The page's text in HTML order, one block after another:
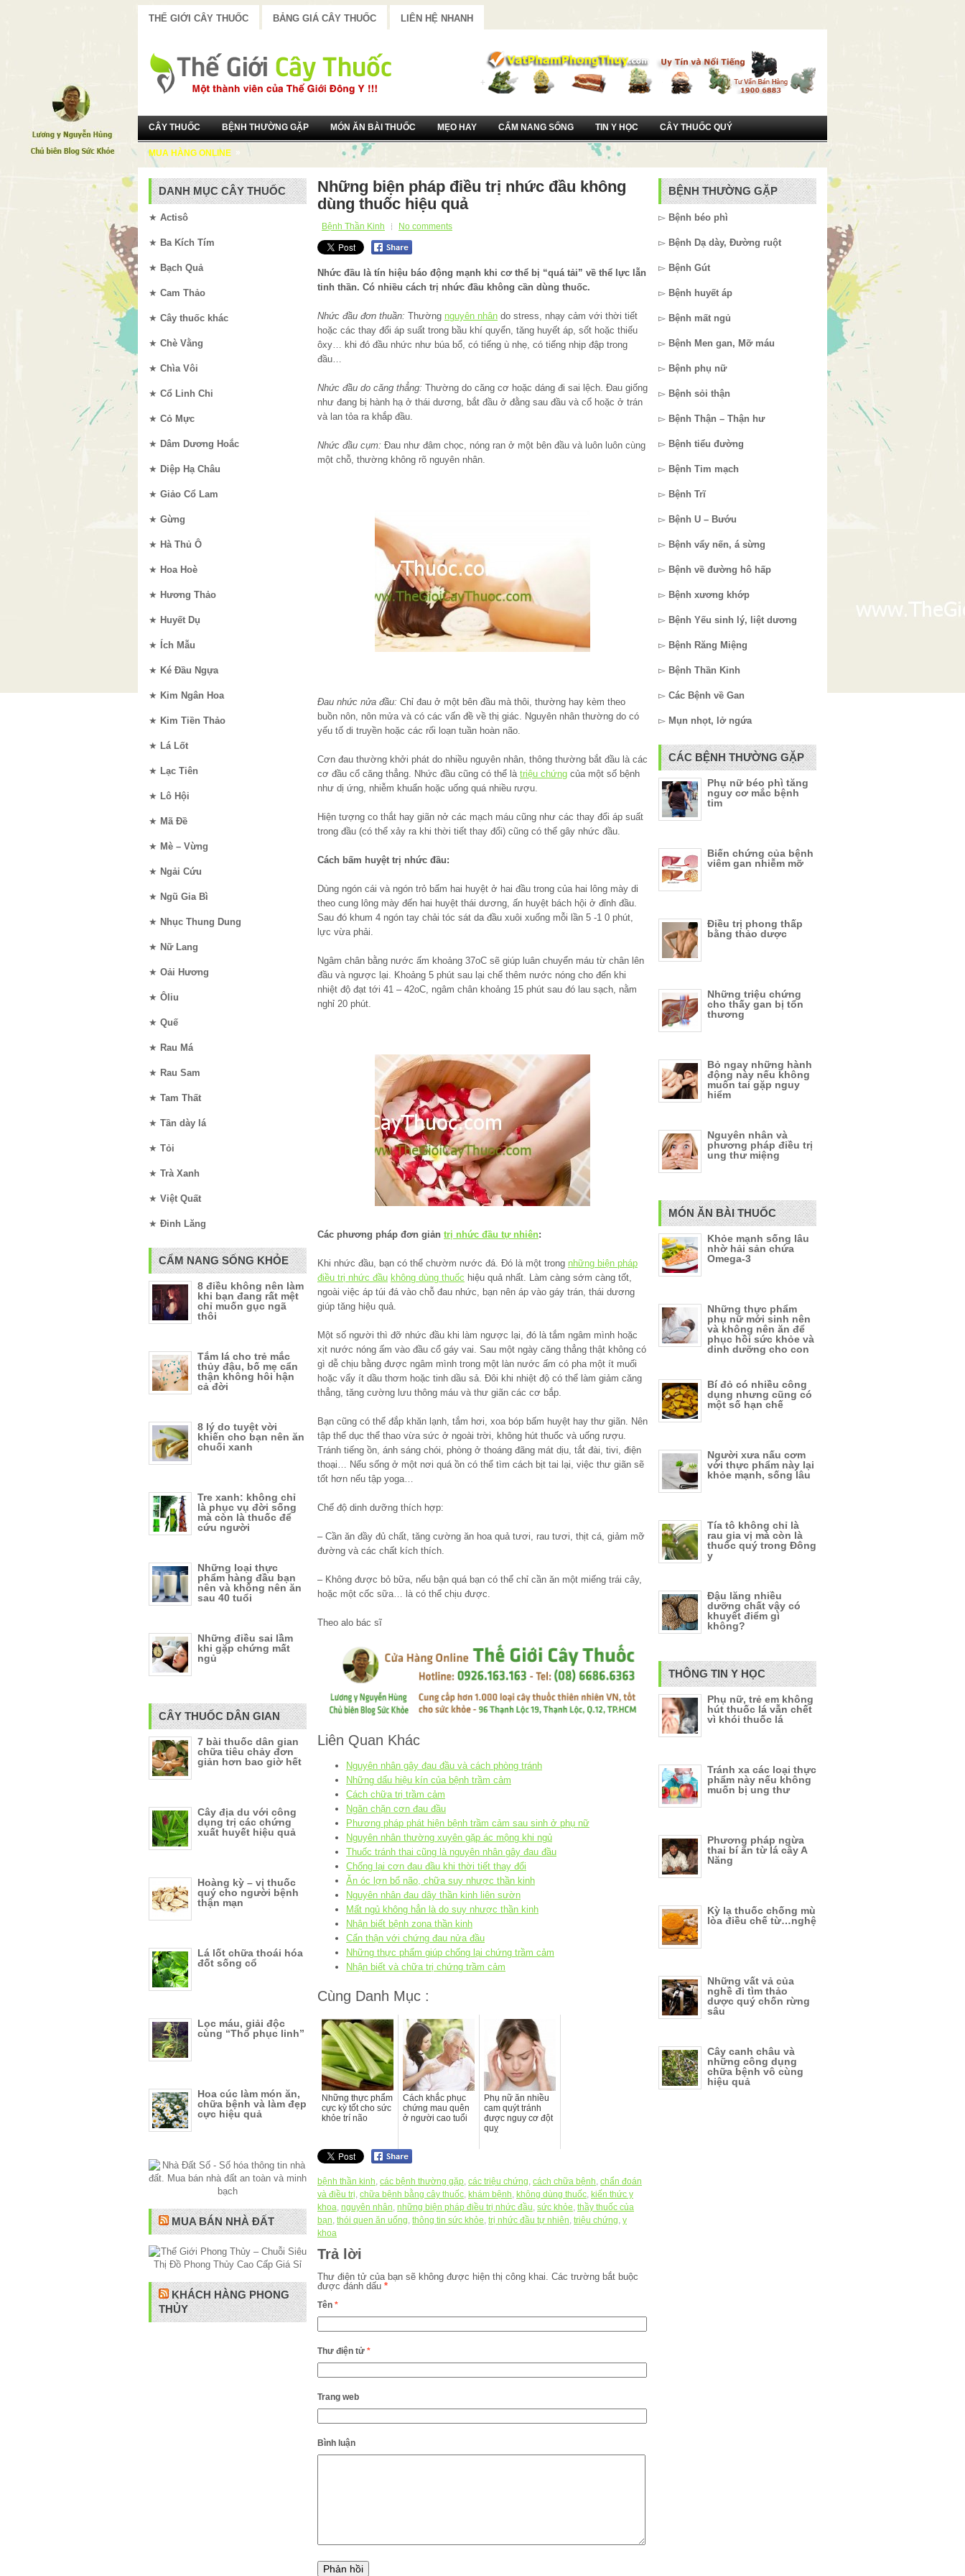
THẾ GIỚI CÂY THUỐC BẢNG GIÁ CÂY THUỐC LIÊN HỆ NHANH
CÂY THUỐC BỆNH THƯỜNG GẶP MÓN ĂN BÀI THUỐC MẸO HAY CẨM NANG SỐNG TIN Y HỌC CÂY THUỐC QUÝ
MUA HÀNG ONLINE »
Những biện pháp điều trị nhức đầu không
dùng thuốc hiệu quả
Bệnh Thần Kinh No comments
Nhức đầu là tín hiệu báo động mạnh khi cơ thể bị “quá tải” về thể lực lẫn
tinh thần. Có nhiều cách trị nhức đầu không cần dùng thuốc.
Nhức đầu đơn thuần: Thường nguyên nhân do stress, nhạy cảm với thời tiết
hoặc các thay đổi áp suất trong bầu khí quyển, tăng huyết áp, sốt hoặc thiếu
ôxy… khi đó đầu nhức như búa bổ, có tiếng ù nhẹ, có tiếng nhịp đập trong
đầu…
Nhức đầu do căng thẳng: Thường do căng cơ hoặc dáng đi sai lệch. Đau giống
như đang bị hành hạ ở thái dương, bắt đầu ở đằng sau đầu và cổ hoặc ở trán
và lan tỏa ra khắp đầu.
Nhức đầu cụm: Đau như đâm chọc, nóng ran ở một bên đầu và luôn luôn cùng
một chỗ, thường không rõ nguyên nhân.
Đau nhức nửa đầu: Chỉ đau ở một bên đầu mà thôi, thường hay kèm theo
buồn nôn, nôn mửa và có các vấn đề về thị giác. Nguyên nhân thường do có
yếu tố di truyền hoặc các rối loạn tuần hoàn não.
Cơn đau thường khởi phát do nhiều nguyên nhân, thông thường bắt đầu là các
cơ đầu cổ căng thẳng. Nhức đầu cũng có thể là triệu chứng của một số bệnh
như dị ứng, nhiễm khuẩn hoặc uống quá nhiều rượu.
Hiện tượng co thắt hay giãn nở các mạch máu cũng như các thay đổi áp suất
trong đầu (có thể xảy ra khi thời tiết thay đổi) cũng có thể gây nhức đầu.
Cách bấm huyệt trị nhức đầu:
Dùng ngón cái và ngón trỏ bấm hai huyệt ở hai đầu trong của hai lông mày di
theo cung lông mày đến hai huyệt thái dương, ấn huyệt bách hội ở đỉnh đầu.
Sau đó khum 4 ngón tay chải tóc sát da đầu xuôi xuống mỗi lần 5 -1 0 phút,
lực vừa phải.
Ngâm chân bằng nước ấm khoảng 37oC sẽ giúp luân chuyển máu từ chân lên
đầu và ngược lại. Khoảng 5 phút sau lại chế thêm nước nóng cho đến khi
nhiệt độ đạt tới 41 – 42oC, ngâm chân khoảng 15 phút sau đó lau sạch, nằm
nghỉ 20 phút.
Các phương pháp đơn giản trị nhức đầu tự nhiên:
Khi nhức đầu, bạn có thể chườm nước đá. Đó là một trong những biện pháp
điều trị nhức đầu không dùng thuốc hiệu quả nhất. Làm càng sớm càng tốt,
ngoài việc áp túi đá vào chỗ đau nhức, bạn nên áp vào gáy trán, thái dương
giúp tăng hiệu quả.
Một số người thì đỡ nhức đầu khi làm ngược lại, đó là tắm ngâm mình hoặc
xịt nước nóng ấm vào đầu cổ gáy vai. Sau một ngày căng thẳng thật không có
gì dễ chịu bằng được ngâm mình trong một làn nước ấm có pha một ít muối
hoặc vẩy ít dầu thơm hoặc tinh dầu sả. Đôi khi nhiệt độ có thể làm giảm căng
thẳng, tăng cường lưu thông máu và thư giãn các cơ bắp.
Bạn cũng có thể đắp khăn lạnh, tắm hơi, xoa bóp bấm huyệt hay thư giãn. Nên
tập thể dục thể thao vừa sức ở ngoài trời, không hút thuốc và uống rượu.
Tránh tiếng ồn, ánh sáng chói, phòng ở thoáng đãng mát dịu, tắt đài, tivi, điện
thoại… Nếu sống ở một nơi quá ồn có thể tìm cách bịt tai lại, việc thư giãn sẽ
tốt hơn nếu tập yoga…
Chế độ dinh dưỡng thích hợp:
– Cần ăn đầy đủ chất, tăng cường ăn hoa quả tươi, rau tươi, thịt cá, giảm mỡ
đường và các chất kích thích.
– Không được bỏ bữa, nếu bận quá bạn có thể chỉ cần ăn một miếng trái cây,
hoặc một cốc sữa… là có thể chịu được.
Theo alo bác sĩ
Liên Quan Khác
Nguyên nhân gây đau đầu và cách phòng tránh
Những dấu hiệu kín của bệnh trầm cảm
Cách chữa trị trầm cảm
Ngăn chặn cơn đau đầu
Phương pháp phát hiện bệnh trầm cảm sau sinh ở phụ nữ
Nguyên nhân thường xuyên gặp ác mộng khi ngủ
Thuốc tránh thai cũng là nguyên nhân gây đau đầu
Chống lại cơn đau đầu khi thời tiết thay đổi
Ăn óc lợn bổ não, chữa suy nhược thần kinh
Nguyên nhân đau dây thần kinh liên sườn
Mất ngủ không hẳn là do suy nhược thần kinh
Nhận biết bệnh zona thần kinh
Cẩn thận với chứng đau nửa đầu
Những thực phẩm giúp chống lại chứng trầm cảm
Nhận biết và chữa trị chứng trầm cảm
Cùng Danh Mục :
Những thực phẩm
cực kỳ tốt cho sức
khỏe trí não
Cách khắc phục
chứng mau quên
ở người cao tuổi
Phụ nữ ăn nhiều
cam quýt tránh
được nguy cơ đột
quỵ
bệnh thần kinh các bệnh thường gặp các triệu chứng cách chữa bệnh chẩn đoán
và điều trị chữa bệnh bằng cây thuốc khám bệnh không dùng thuốc kiến thức y
khoa nguyên nhân những biện pháp điều trị nhức đầu sức khỏe thầy thuốc của
bạn thói quen ăn uống thông tin sức khỏe trị nhức đầu tự nhiên triệu chứng y
khoa
Trả lời
Thư điện tử của bạn sẽ không được hiện thị công khai. Các trường bắt buộc
được đánh dấu *
Tên *
Thư điện tử *
Trang web
Bình luận
DANH MỤC CÂY THUỐC
★ Actisô
★ Ba Kích Tím
★ Bạch Quả
★ Cam Thảo
★ Cây thuốc khác
★ Chè Vằng
★ Chìa Vôi
★ Cổ Linh Chi
★ Cỏ Mực
★ Dâm Dương Hoắc
★ Diệp Hạ Châu
★ Giảo Cổ Lam
★ Gừng
★ Hà Thủ Ô
★ Hoa Hoè
★ Hương Thảo
★ Huyết Dụ
★ Ích Mẫu
★ Ké Đầu Ngựa
★ Kim Ngân Hoa
★ Kim Tiền Thảo
★ Lá Lốt
★ Lạc Tiên
★ Lô Hội
★ Mã Đề
★ Mè – Vừng
★ Ngải Cứu
★ Ngũ Gia Bì
★ Nhục Thung Dung
★ Nữ Lang
★ Oải Hương
★ Ôliu
★ Quế
★ Rau Má
★ Rau Sam
★ Tam Thất
★ Tần dày lá
★ Tỏi
★ Trà Xanh
★ Việt Quất
★ Đinh Lăng
CẨM NANG SỐNG KHỎE
8 điều không nên làm
khi bạn đang rất mệt
chỉ muốn gục ngã
thôi
Tắm lá cho trẻ mắc
thủy đậu, bố mẹ cẩn
thận không hôi hận
cả đời
8 lý do tuyệt vời
khiến cho bạn nên ăn
chuối xanh
Tre xanh: không chỉ
là phục vụ đời sống
mà còn là thuốc để
cứu người
Những loại thực
phẩm hàng đầu bạn
nên và không nên ăn
sau 40 tuổi
Những điều sai lầm
khi gặp chứng mất
ngủ
CÂY THUỐC DÂN GIAN
7 bài thuốc dân gian
chữa tiêu chảy đơn
giản hơn bao giờ hết
Cây địa du với công
dụng trị các chứng
xuất huyết hiệu quả
Hoàng kỳ – vị thuốc
quý cho người bệnh
thận mạn
Lá lốt chữa thoái hóa
đốt sống cổ
Lọc máu, giải độc
cùng “Thổ phục linh”
Hoa cúc làm món ăn,
chữa bệnh và làm đẹp
cực hiệu quả
MUA BÁN NHÀ ĐẤT
KHÁCH HÀNG PHONG
THỦY
BỆNH THƯỜNG GẶP
▻ Bệnh béo phì
▻ Bệnh Dạ dày, Đường ruột
▻ Bệnh Gút
▻ Bệnh huyết áp
▻ Bệnh mất ngủ
▻ Bệnh Men gan, Mỡ máu
▻ Bệnh phụ nữ
▻ Bệnh sỏi thận
▻ Bệnh Thận – Thận hư
▻ Bệnh tiểu đường
▻ Bệnh Tim mạch
▻ Bệnh Trĩ
▻ Bệnh U – Bướu
▻ Bệnh vẩy nến, á sừng
▻ Bệnh về đường hô hấp
▻ Bệnh xương khớp
▻ Bệnh Yếu sinh lý, liệt dương
▻ Bệnh Răng Miệng
▻ Bệnh Thần Kinh
▻ Các Bệnh về Gan
▻ Mụn nhọt, lở ngứa
CÁC BỆNH THƯỜNG GẶP
Phụ nữ béo phì tăng
nguy cơ mắc bệnh
tim
Biến chứng của bệnh
viêm gan nhiễm mỡ
Điều trị phong thấp
bằng thảo dược
Những triệu chứng
cho thấy gan bị tổn
thương
Bỏ ngay những hành
động này nếu không
muốn tai gặp nguy
hiểm
Nguyên nhân và
phương pháp điều trị
ung thư miệng
MÓN ĂN BÀI THUỐC
Khỏe mạnh sống lâu
nhờ hải sản chứa
Omega-3
Những thực phẩm
phụ nữ mới sinh nên
và không nên ăn để
phục hồi sức khỏe và
dinh dưỡng cho con
Bí đỏ có nhiều công
dụng nhưng cũng có
một số hạn chế
Người xưa nấu cơm
với thực phẩm này lại
khỏe mạnh, sống lâu
Tía tô không chỉ là
rau gia vị mà còn là
thuốc quý trong Đông
y
Đậu lăng nhiều
dưỡng chất vậy có
khuyết điểm gì
không?
THÔNG TIN Y HỌC
Phụ nữ, trẻ em không
hút thuốc lá vẫn chết
vì khói thuốc lá
Tránh xa các loại thực
phẩm này nếu không
muốn bị ung thư
Phương pháp ngừa
thai bí ẩn từ lá cây A
Năng
Kỳ lạ thuốc chống mù
lòa điều chế từ…nghệ
Những vất vả của
nghề đi tìm thảo
dược quý chốn rừng
sâu
Cây canh châu và
những công dụng
chữa bệnh vô cùng
hiệu quả